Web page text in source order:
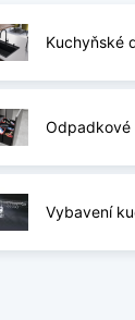
Kuchyňské
Odpadkové
Vybavení